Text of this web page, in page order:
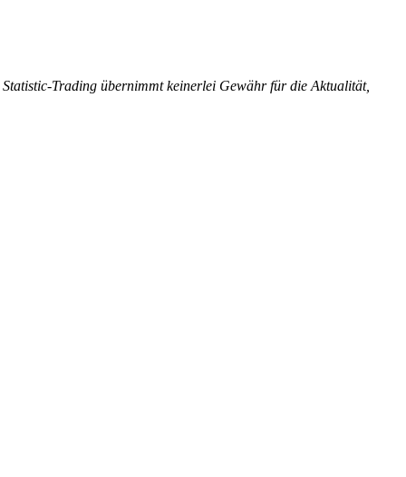
Trading übernimmt keinerlei Gewähr für die Aktualität,